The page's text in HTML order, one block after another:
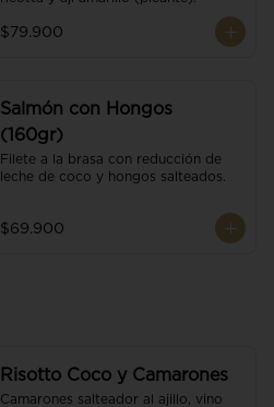
$79.900
Salmón con Hongos
(160gr)
Filete a la brasa con reducción de
leche de coco y hongos salteados.
$69.900
Risotto Coco y Camarones
Camarones salteador al ajillo, vino